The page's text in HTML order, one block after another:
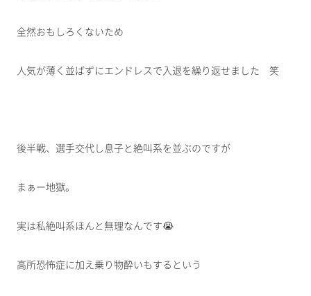
全然おもしろくないため
人気が薄く並ばずにエンドレスで入退を繰り返せました 笑
後半戦、選手交代し息子と絶叫系を並ぶのですが
まぁー地獄。
実は私絶叫系ほんと無理なんです😭
高所恐怖症に加え乗り物酔いもするという